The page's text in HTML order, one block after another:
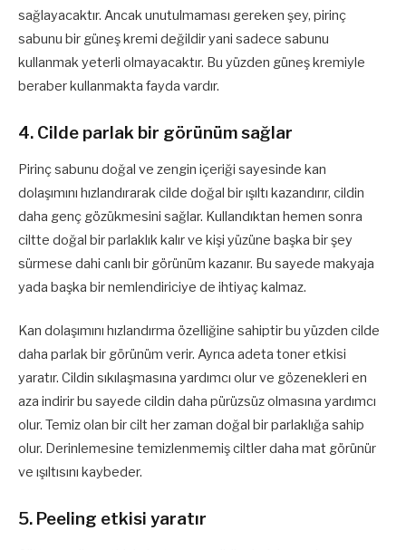
sağlayacaktır. Ancak unutulmaması gereken şey, pirinç
sabunu bir güneş kremi değildir yani sadece sabunu
kullanmak yeterli olmayacaktır. Bu yüzden güneş kremiyle
beraber kullanmakta fayda vardır.
4. Cilde parlak bir görünüm sağlar
Pirinç sabunu doğal ve zengin içeriği sayesinde kan
dolaşımını hızlandırarak cilde doğal bir ışıltı kazandırır, cildin
daha genç gözükmesini sağlar. Kullandıktan hemen sonra
ciltte doğal bir parlaklık kalır ve kişi yüzüne başka bir şey
sürmese dahi canlı bir görünüm kazanır. Bu sayede makyaja
yada başka bir nemlendiriciye de ihtiyaç kalmaz.
Kan dolaşımını hızlandırma özelliğine sahiptir bu yüzden cilde
daha parlak bir görünüm verir. Ayrıca adeta toner etkisi
yaratır. Cildin sıkılaşmasına yardımcı olur ve gözenekleri en
aza indirir bu sayede cildin daha pürüzsüz olmasına yardımcı
olur. Temiz olan bir cilt her zaman doğal bir parlaklığa sahip
olur. Derinlemesine temizlenmemiş ciltler daha mat görünür
ve ışıltısını kaybeder.
5. Peeling etkisi yaratır